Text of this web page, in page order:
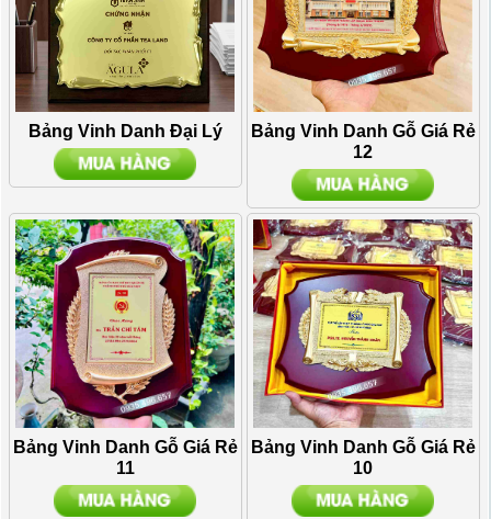
Bảng Vinh Danh Đại Lý
Bảng Vinh Danh Gỗ Giá Rẻ
12
Bảng Vinh Danh Gỗ Giá Rẻ
11
Bảng Vinh Danh Gỗ Giá Rẻ
10